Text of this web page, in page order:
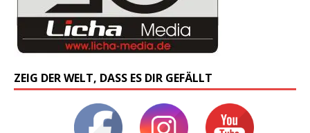
ZEIG DER WELT, DASS ES DIR GEFÄLLT